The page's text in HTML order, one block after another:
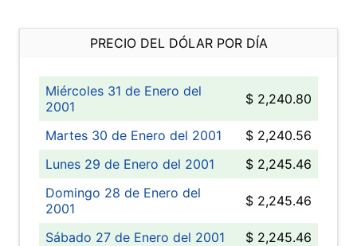
PRECIO DEL DÓLAR POR DÍA
Miércoles 31 de Enero del
2001
$ 2,240.80
Martes 30 de Enero del 2001
$ 2,240.56
Lunes 29 de Enero del 2001
$ 2,245.46
Domingo 28 de Enero del
2001
$ 2,245.46
Sábado 27 de Enero del 2001
$ 2,245.46